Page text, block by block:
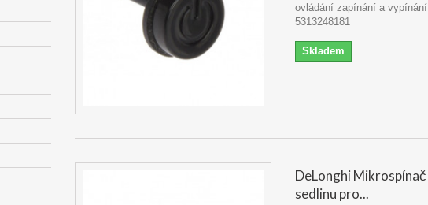
ovládání zapínání a
5313248181
Skladem
DeLonghi
sedlinu pro...